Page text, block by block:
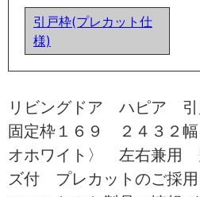
引戸枠(プレカット仕
様)
リビングドア ハピア
固定枠１６９ ２４３２
オホワイト〉 左右兼用
ズ付 プレカットのご採